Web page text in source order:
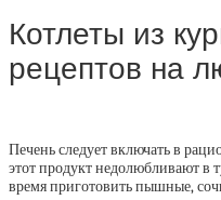
Котлеты из
рецептов на
Печень следует включать в
этот продукт недолюбливают в
время приготовить пышные,